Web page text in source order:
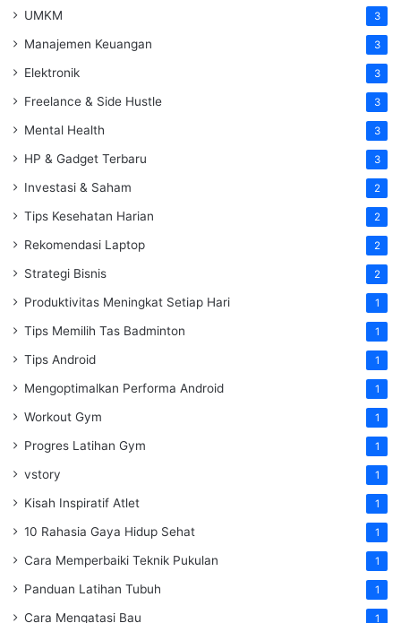
UMKM 3
Manajemen Keuangan 3
Elektronik 3
Freelance & Side Hustle 3
Mental Health 3
HP & Gadget Terbaru 3
Investasi & Saham 2
Tips Kesehatan Harian 2
Rekomendasi Laptop 2
Strategi Bisnis 2
Produktivitas Meningkat Setiap Hari 1
Tips Memilih Tas Badminton 1
Tips Android 1
Mengoptimalkan Performa Android 1
Workout Gym 1
Progres Latihan Gym 1
vstory 1
Kisah Inspiratif Atlet 1
10 Rahasia Gaya Hidup Sehat 1
Cara Memperbaiki Teknik Pukulan 1
Panduan Latihan Tubuh 1
Cara Mengatasi Bau 1